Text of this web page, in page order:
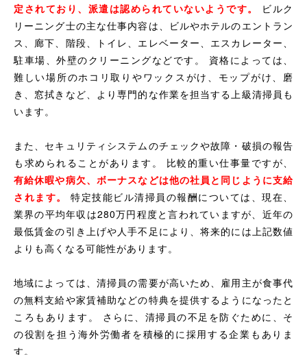
定されており、派遣は認められていないようです。
ビルク
リーニング士の主な仕事内容は、ビルやホテルのエントラン
ス、廊下、階段、トイレ、エレベーター、エスカレーター、
駐車場、外壁のクリーニングなどです。 資格によっては、
難しい場所のホコリ取りやワックスがけ、モップがけ、磨
き、窓拭きなど、より専門的な作業を担当する上級清掃員も
います。
また、セキュリティシステムのチェックや故障・破損の報告
も求められることがあります。 比較的重い仕事量ですが、
有給休暇や病欠、ボーナスなどは他の社員と同じように支給
されます。
特定技能ビル清掃員の報酬については、現在、
業界の平均年収は280万円程度と言われていますが、近年の
最低賃金の引き上げや人手不足により、将来的には上記数値
よりも高くなる可能性があります。
地域によっては、清掃員の需要が高いため、雇用主が食事代
の無料支給や家賃補助などの特典を提供するようになったと
ころもあります。 さらに、清掃員の不足を防ぐために、そ
の役割を担う海外労働者を積極的に採用する企業もありま
す。